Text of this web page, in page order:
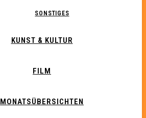
SONSTIGES
KUNST & KULTUR
FILM
MONATSÜBERSICHTEN